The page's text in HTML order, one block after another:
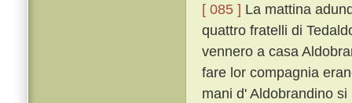
[ 085 ] La mattina
quattro fratelli di
vennero a casa
fare lor compagnia
mani d' Aldobrandino